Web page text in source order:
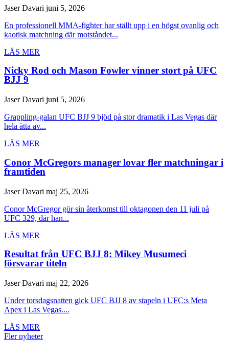
Jaser Davari juni 5, 2026
En professionell MMA-fighter har ställt upp i en högst ovanlig och
kaotisk matchning där motståndet...
LÄS MER
Nicky Rod och Mason Fowler vinner stort på UFC
BJJ 9
Jaser Davari juni 5, 2026
Grappling-galan UFC BJJ 9 bjöd på stor dramatik i Las Vegas där
hela åtta av...
LÄS MER
Conor McGregors manager lovar fler matchningar i
framtiden
Jaser Davari maj 25, 2026
Conor McGregor gör sin återkomst till oktagonen den 11 juli på
UFC 329, där han...
LÄS MER
Resultat från UFC BJJ 8: Mikey Musumeci
försvarar titeln
Jaser Davari maj 22, 2026
Under torsdagsnatten gick UFC BJJ 8 av stapeln i UFC:s Meta
Apex i Las Vegas....
LÄS MER
Fler nyheter